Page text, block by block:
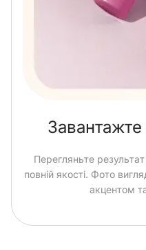
Перегляньте
повній якості. Фото
акцентом